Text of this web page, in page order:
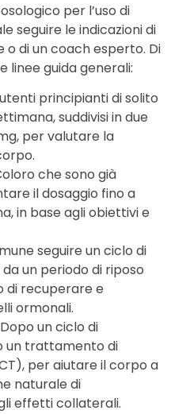
per l’uso di
seguire le indicazioni di
o di un coach esperto. Di
linee guida generali:
principianti di solito
suddivisi in due
per valutare la
che sono già
il dosaggio fino a
in base agli obiettivi e
seguire un ciclo di
un periodo di riposo
di recuperare e
ormonali.
Dopo un ciclo di
un trattamento di
per aiutare il corpo a
naturale di
effetti collaterali.